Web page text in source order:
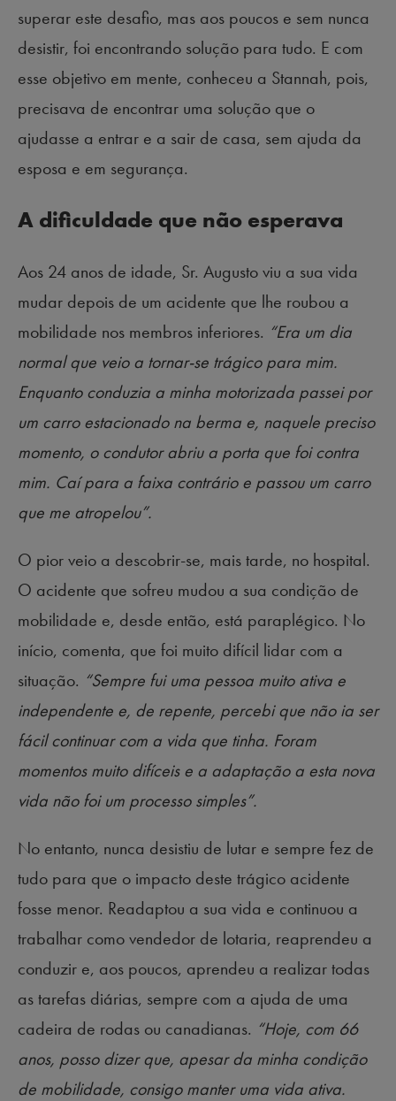
superar este desafio, mas aos poucos e sem nunca
desistir, foi encontrando solução para tudo. E com
esse objetivo em mente, conheceu a Stannah, pois,
precisava de encontrar uma solução que o
ajudasse a entrar e a sair de casa, sem ajuda da
esposa e em segurança.
A dificuldade que não esperava
Aos 24 anos de idade, Sr. Augusto viu a sua vida
mudar depois de um acidente que lhe roubou a
mobilidade nos membros inferiores. “Era um dia
normal que veio a tornar-se trágico para mim.
Enquanto conduzia a minha motorizada passei por
um carro estacionado na berma e, naquele preciso
momento, o condutor abriu a porta que foi contra
mim. Caí para a faixa contrário e passou um carro
que me atropelou”.
O pior veio a descobrir-se, mais tarde, no hospital.
O acidente que sofreu mudou a sua condição de
mobilidade e, desde então, está paraplégico. No
início, comenta, que foi muito difícil lidar com a
situação. “Sempre fui uma pessoa muito ativa e
independente e, de repente, percebi que não ia ser
fácil continuar com a vida que tinha. Foram
momentos muito difíceis e a adaptação a esta nova
vida não foi um processo simples”.
No entanto, nunca desistiu de lutar e sempre fez de
tudo para que o impacto deste trágico acidente
fosse menor. Readaptou a sua vida e continuou a
trabalhar como vendedor de lotaria, reaprendeu a
conduzir e, aos poucos, aprendeu a realizar todas
as tarefas diárias, sempre com a ajuda de uma
cadeira de rodas ou canadianas. “Hoje, com 66
anos, posso dizer que, apesar da minha condição
de mobilidade, consigo manter uma vida ativa.